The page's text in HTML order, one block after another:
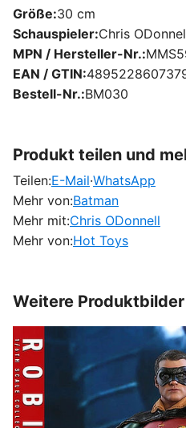
Größe 30 cm
Schauspieler Chris
MPN / Hersteller-Nr.
EAN / GTIN
Bestell-Nr. BM030
Produkt teilen und
Teilen:E-Mail·WhatsApp
Mehr von:Batman
Mehr mit:Chris ODonnell
Mehr von:Hot Toys
Weitere Produktbilder